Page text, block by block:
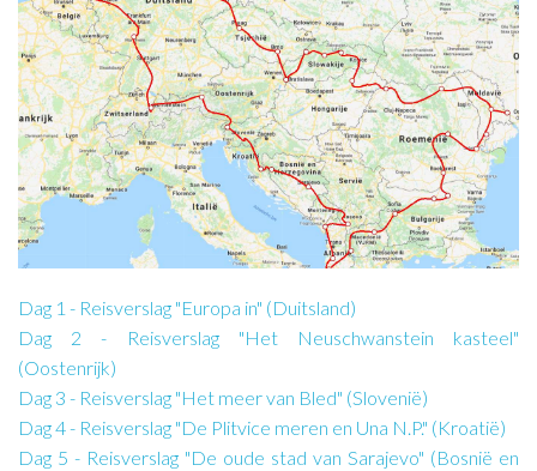
Dag 1 - Reisverslag "Europa in" (Duitsland)
Dag 2 - Reisverslag "Het Neuschwanstein kasteel"
(Oostenrijk)
Dag 3 - Reisverslag "Het meer van Bled" (Slovenië)
Dag 4 - Reisverslag "De Plitvice meren en Una N.P." (Kroatië)
Dag 5 - Reisverslag "De oude stad van Sarajevo" (Bosnië en